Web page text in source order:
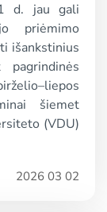
d. jau gali
priėmimo
išankstinius
pagrindinės
šiemet
(VDU)
2026 03 02